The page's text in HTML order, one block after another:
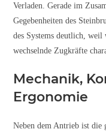
Verladen. Gerade im
Gegebenheiten des
des Systems deutlich, weil
wechselnde Zugkräfte
Mechanik,
Ergonomie
Neben dem Antrieb ist die